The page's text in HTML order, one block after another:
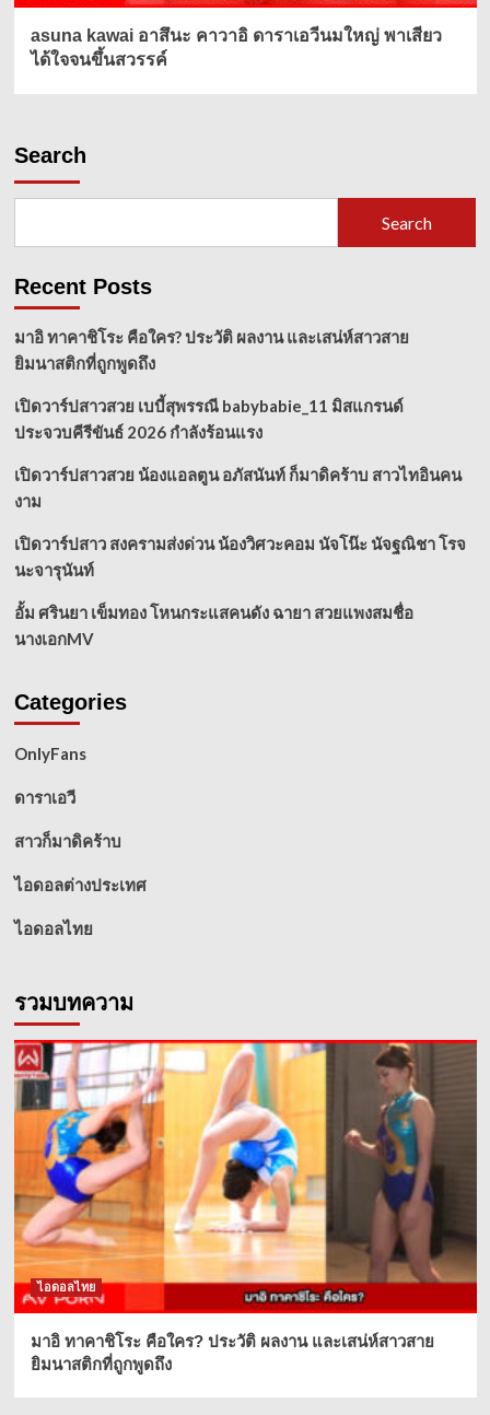
asuna kawai อาสึนะ คาวาอิ ดาราเอวีนมใหญ่ พาเสียว
ได้ใจจนขึ้นสวรรค์
Search
Search
Recent Posts
มาอิ ทาคาชิโระ คือใคร? ประวัติ ผลงาน และเสน่ห์สาวสาย
ยิมนาสติกที่ถูกพูดถึง
เปิดวาร์ปสาวสวย เบบี้สุพรรณี babybabie_11 มิสแกรนด์
ประจวบคีรีขันธ์ 2026 กำลังร้อนแรง
เปิดวาร์ปสาวสวย น้องแอลตูน อภัสนันท์ ก็มาดิคร้าบ สาวไทอินคน
งาม
เปิดวาร์ปสาว สงครามส่งด่วน น้องวิศวะคอม นัจโน๊ะ นัจฐณิชา โรจ
นะจารุนันท์
อั้ม ศรินยา เข็มทอง โหนกระแสคนดัง ฉายา สวยแพงสมชื่อ
นางเอกMV
Categories
OnlyFans
ดาราเอวี
สาวก็มาดิคร้าบ
ไอดอลต่างประเทศ
ไอดอลไทย
รวมบทความ
ไอดอลไทย
มาอิ ทาคาชิโระ คือใคร? ประวัติ ผลงาน และเสน่ห์สาวสาย
ยิมนาสติกที่ถูกพูดถึง